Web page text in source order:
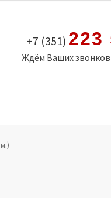
+7 (351) 223
Ждём Ваших звонков